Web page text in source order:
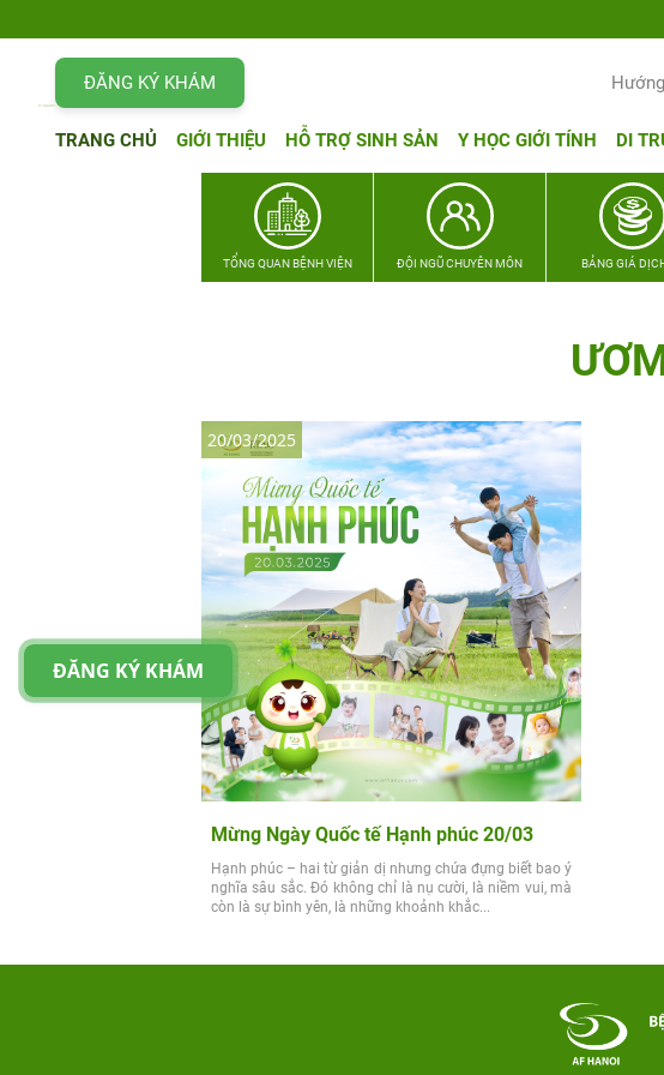
ĐĂNG KÝ KHÁM
TRANG CHỦ GIỚI THIỆU HỖ TRỢ SINH SẢN Y HỌC GIỚI TÍNH DI
TỔNG QUAN BỆNH VIỆN ĐỘI NGŨ CHUYÊN MÔN BẢNG GIÁ
Mừng Ngày Quốc tế Hạnh phúc 20/03
Hạnh phúc – hai từ giản dị nhưng chứa đựng biết bao ý
nghĩa sâu sắc. Đó không chỉ là nụ cười, là niềm vui, mà
còn là sự bình yên, là những khoảnh khắc...
20/03/2025
ĐĂNG KÝ KHÁM